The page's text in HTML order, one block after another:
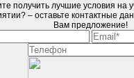
получить лучшие условия на
– оставьте контактные
Вам предложение!